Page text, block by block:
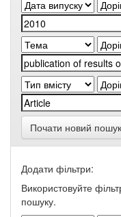
Почати новий пошук
Додати фільтри:
Використовуйте
пошуку.